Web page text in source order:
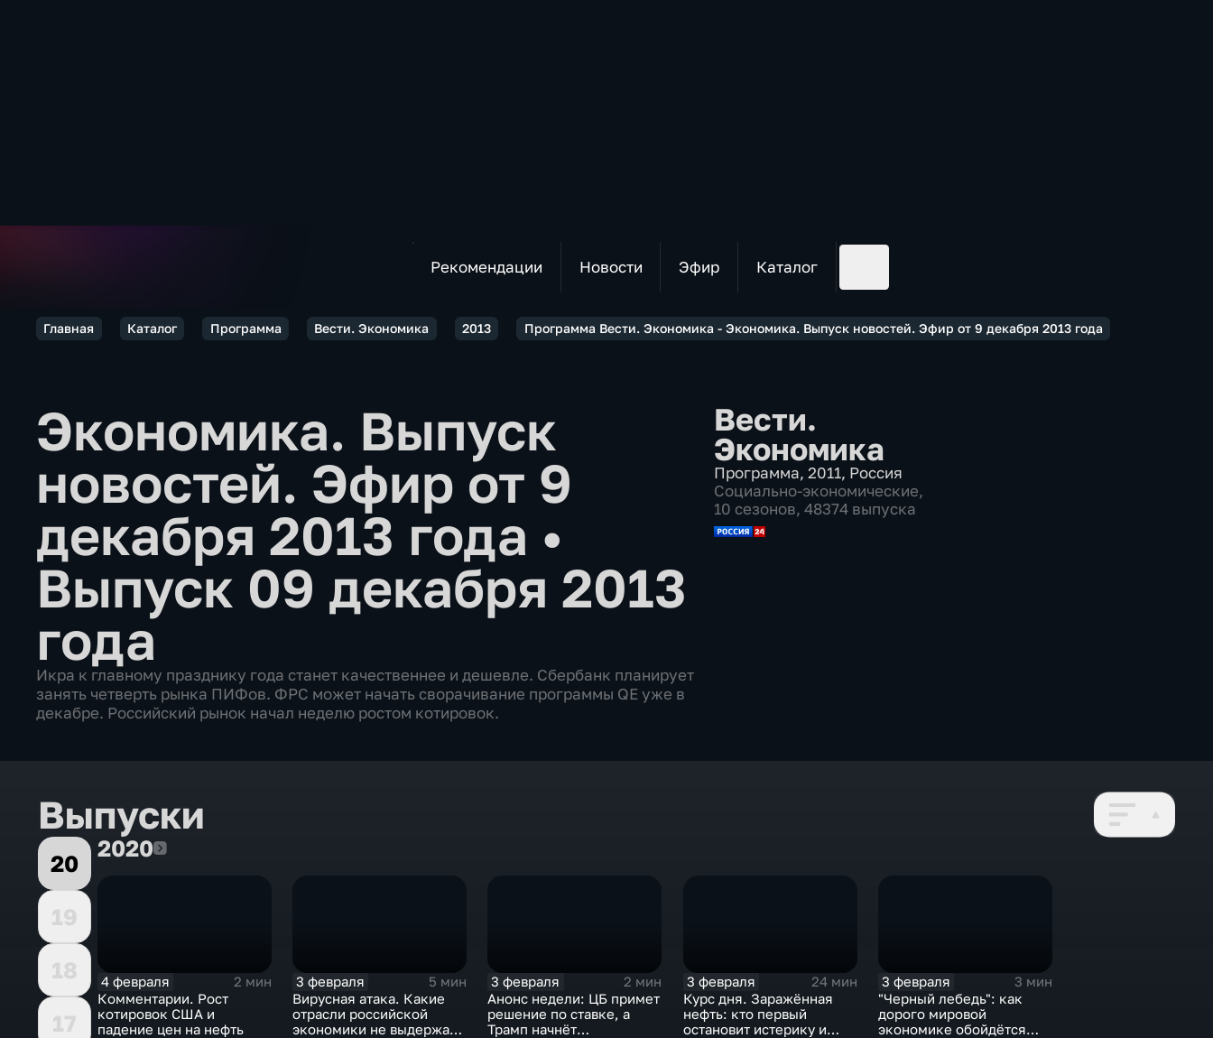
Рекомендации Новости Эфир Каталог
Главная Каталог Программа Вести. Экономика 2013 Программа Вести. Экономика - Экономика. Выпуск новостей. Эфир от 9 декабря 2013 года
Экономика. Выпуск
новостей. Эфир от 9
декабря 2013 года •
Выпуск 09 декабря 2013
года
Икра к главному празднику года станет качественнее и дешевле. Сбербанк планирует
занять четверть рынка ПИФов. ФРС может начать сворачивание программы QE уже в
декабре. Российский рынок начал неделю ростом котировок.
Вести.
Экономика
Программа, 2011, Россия
Социально-экономические,
10 сезонов, 48374 выпуска
Выпуски
20
19
18
17
20202020
4 февраля
2 мин
Комментарии. Рост
котировок США и
падение цен на нефть
3 февраля
5 мин
Вирусная атака. Какие
отрасли российской
экономики не выдержат
3 февраля
2 мин
Анонс недели: ЦБ примет
решение по ставке, а
Трамп начнёт
3 февраля
24 мин
Курс дня. Заражённая
нефть: кто первый
остановит истерику и
3 февраля
3 мин
"Черный лебедь": как
дорого мировой
экономике обойдётся